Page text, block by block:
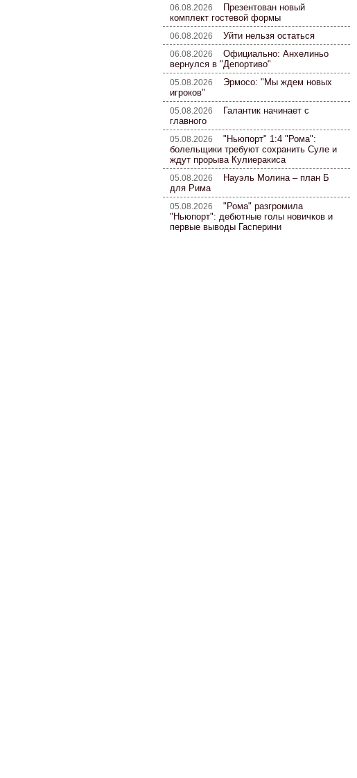
06.08.2026
Презентован новый
комплект гостевой формы
06.08.2026 Уйти нельзя остаться
06.08.2026 Официально: Анхелиньо
вернулся в "Депортиво"
05.08.2026 Эрмосо: "Мы ждем новых
игроков"
05.08.2026
Галантик начинает с
главного
05.08.2026 "Ньюпорт" 1:4 "Рома":
болельщики требуют сохранить Суле и
ждут прорыва Кулиеракиса
05.08.2026
Науэль Молина – план Б
для Рима
05.08.2026 "Рома" разгромила
"Ньюпорт": дебютные голы новичков и
первые выводы Гасперини